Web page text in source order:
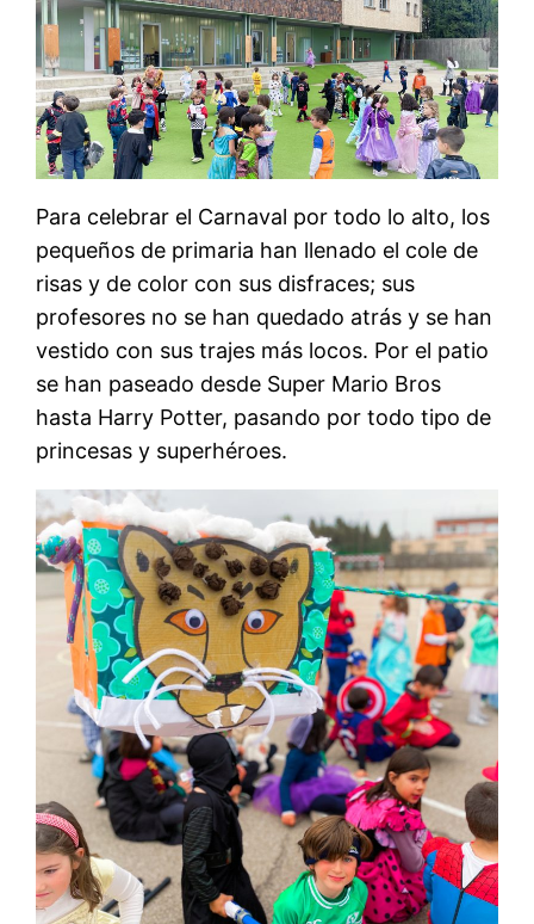
Para celebrar el Carnaval por todo lo alto, los
pequeños de primaria han llenado el cole de
risas y de color con sus disfraces; sus
profesores no se han quedado atrás y se han
vestido con sus trajes más locos. Por el patio
se han paseado desde Super Mario Bros
hasta Harry Potter, pasando por todo tipo de
princesas y superhéroes.